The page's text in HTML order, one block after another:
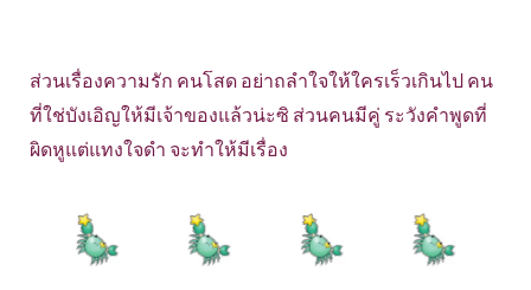
ส่วนเรื่องความรัก คนโสด อย่าถลำใจให้ใครเร็วเกินไป คน
ที่ใช่บังเอิญให้มีเจ้าของแล้วน่ะซิ ส่วนคนมีคู่ ระวังคำพูดที่
ผิดหูแต่แทงใจดำ จะทำให้มีเรื่อง